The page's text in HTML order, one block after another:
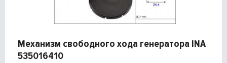
Механизм свободного хода генератора INA
535016410